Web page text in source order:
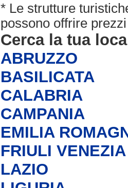
* Le strutture
possono offrire
Cerca la tua
ABRUZZO
BASILICATA
CALABRIA
CAMPANIA
EMILIA
FRIULI
LAZIO